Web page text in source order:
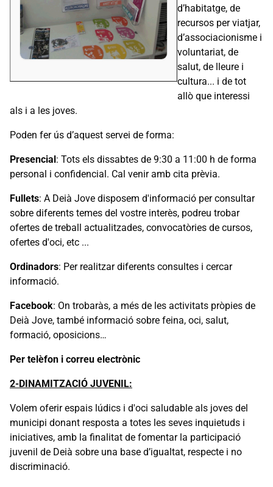
d’habitatge, de
recursos per viatjar,
d’associacionisme i
voluntariat, de
salut, de lleure i
cultura... i de tot
allò que interessi
als i a les joves.
Poden fer ús d’aquest servei de forma:
Presencial: Tots els dissabtes de 9:30 a 11:00 h de forma
personal i confidencial. Cal venir amb cita prèvia.
Fullets: A Deià Jove disposem d'informació per consultar
sobre diferents temes del vostre interès, podreu trobar
ofertes de treball actualitzades, convocatòries de cursos,
ofertes d'oci, etc ...
Ordinadors: Per realitzar diferents consultes i cercar
informació.
Facebook: On trobaràs, a més de les activitats pròpies de
Deià Jove, també informació sobre feina, oci, salut,
formació, oposicions…
Per telèfon i correu electrònic
2-DINAMITZACIÓ JUVENIL:
Volem oferir espais lúdics i d'oci saludable als joves del
municipi donant resposta a totes les seves inquietuds i
iniciatives, amb la finalitat de fomentar la participació
juvenil de Deià sobre una base d’igualtat, respecte i no
discriminació.